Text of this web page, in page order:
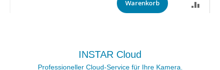
Warenkorb
INSTAR Cloud
Professioneller Cloud-Service für Ihre Kamera.